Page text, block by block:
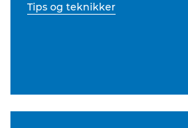
Tips og teknikker